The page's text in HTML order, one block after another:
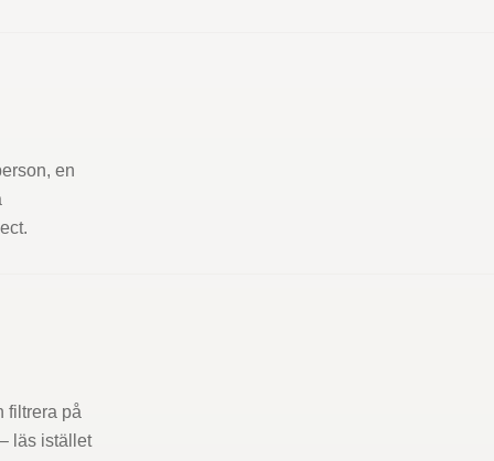
en
filtrera på
läs istället